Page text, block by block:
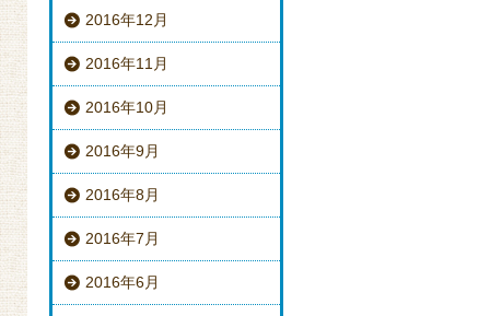
2016年12月
2016年11月
2016年10月
2016年9月
2016年8月
2016年7月
2016年6月